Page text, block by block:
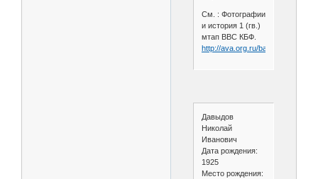
См. : Фотографии
и история 1 (гв.)
мтап ВВС КБФ.
http://ava.org.ru/bap/1gm.htm
Давыдов
Николай
Иванович
Дата рождения:
1925
Место рождения: